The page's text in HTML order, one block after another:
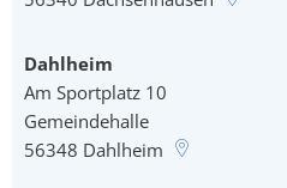
Dahlheim
Am Sportplatz 10
Gemeindehalle
56348 Dahlheim